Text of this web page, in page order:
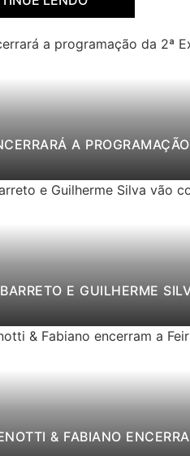
A
E GUILHERME
& FABIANO